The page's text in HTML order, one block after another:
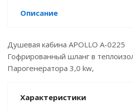
Описание
Душевая кабина APOLLO A-0225
Гофрированный шланг в
Парогенератора 3,0 kw,
Характеристики